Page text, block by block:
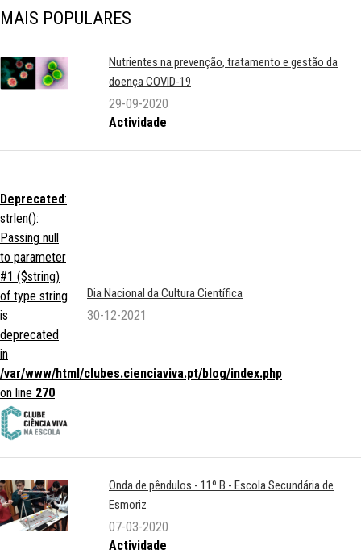
MAIS POPULARES
Nutrientes na prevenção, tratamento e gestão da
doença COVID-19
29-09-2020
Actividade
Deprecated:
strlen():
Passing null
to parameter
#1 ($string)
of type string
is
deprecated
in
/var/www/html/clubes.cienciaviva.pt/blog/index.php
on line 270
Dia Nacional da Cultura Científica
30-12-2021
Onda de pêndulos - 11º B - Escola Secundária de
Esmoriz
07-03-2020
Actividade